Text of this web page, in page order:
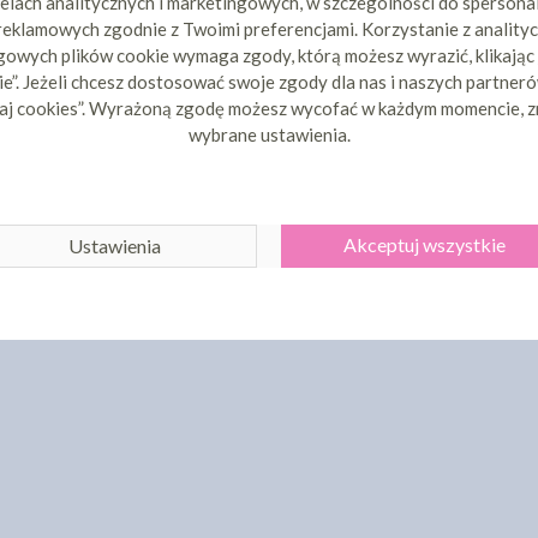
zł cena:14,16 zł
DO KOSZYKA DO
zgodnie z Twoimi preferencjami. Korzystanie z
plików cookie wymaga zgody, którą możesz wyrazić, klikając
Jeżeli chcesz dostosować swoje zgody dla nas i naszych
cookies”. Wyrażoną zgodę możesz wycofać w każdym momencie,
wybrane ustawienia.
Ustawienia Akceptuj wszystkie